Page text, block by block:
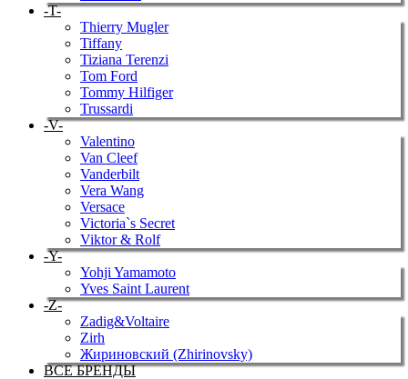
-T-
Thierry Mugler
Tiffany
Tiziana Terenzi
Tom Ford
Tommy Hilfiger
Trussardi
-V-
Valentino
Van Cleef
Vanderbilt
Vera Wang
Versace
Victoria`s Secret
Viktor & Rolf
-Y-
Yohji Yamamoto
Yves Saint Laurent
-Z-
Zadig&Voltaire
Zirh
Жириновский (Zhirinovsky)
ВСЕ БРЕНДЫ